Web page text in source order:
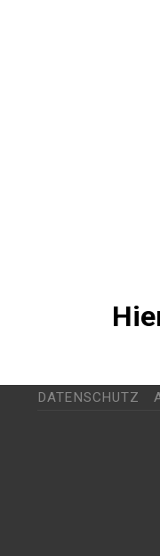
DATENSCHUTZ